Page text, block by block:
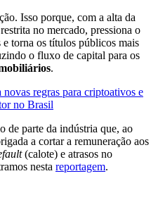
Isso porque, com a alta da
no mercado, pressiona o
torna os títulos públicos mais
o fluxo de capital para os
.
regras para criptoativos e
no Brasil
de parte da indústria que, ao
a cortar a remuneração aos
(calote) e atrasos no
nesta reportagem.